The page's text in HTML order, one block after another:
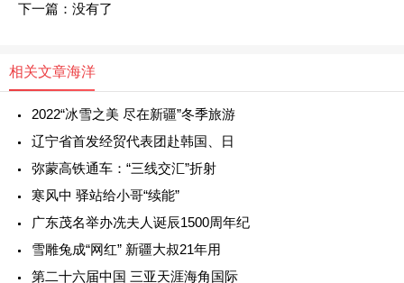
下一篇：没有了
相关文章海洋
2022“冰雪之美 尽在新疆”冬季旅游
辽宁省首发经贸代表团赴韩国、日
弥蒙高铁通车：“三线交汇”折射
寒风中 驿站给小哥“续能”
广东茂名举办冼夫人诞辰1500周年纪
雪雕兔成“网红” 新疆大叔21年用
第二十六届中国 三亚天涯海角国际